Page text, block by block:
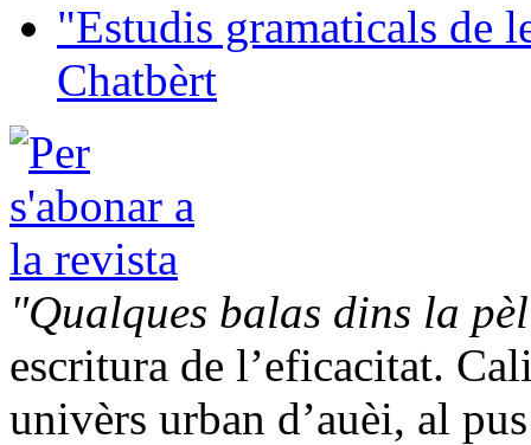
"Estudis gramaticals de
Chatbèrt
"Qualques balas dins la pèl
escritura de l’eficacitat.
univèrs urban d’auèi, al